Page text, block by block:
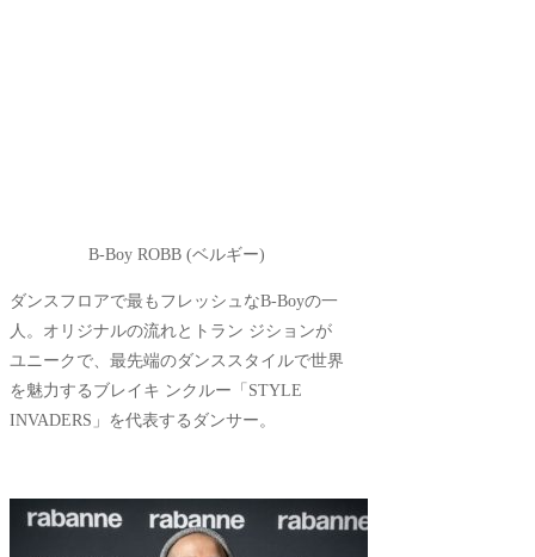
B-Boy ROBB (ベルギー)
ダンスフロアで最もフレッシュなB-Boyの一
人。オリジナルの流れとトラン ジションが
ユニークで、最先端のダンススタイルで世界
を魅力するブレイキ ンクルー「STYLE
INVADERS」を代表するダンサー。